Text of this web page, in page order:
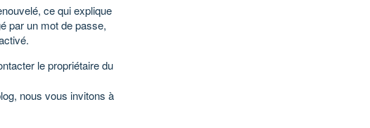
ce qui explique
par un mot de passe,
le propriétaire du
nous vous invitons à